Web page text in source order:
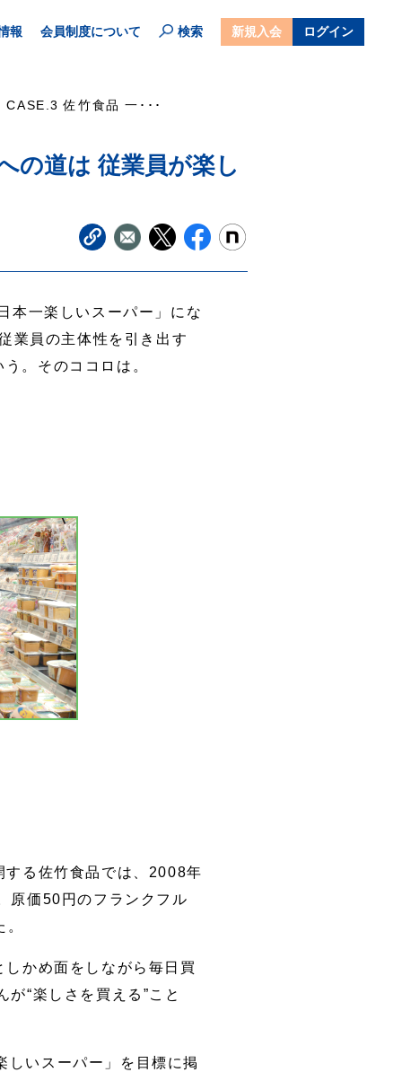
報 会員制度について 検索 新規入会 ログイン
CASE.3 佐竹食品 一･･･
の道は 従業員が楽し
本一楽しいスーパー」にな
業員の主体性を引き出す
。そのココロは。
する佐竹食品では、2008年
原価50円のフランクフル
かめ面をしながら毎日買
“楽しさを買える”こと
しいスーパー」を目標に掲